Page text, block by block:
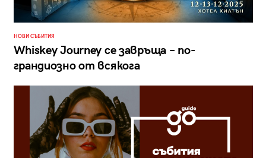
НОВИ СЪБИТИЯ
Whiskey Journey се завръща – по-
грандиозно от всякога